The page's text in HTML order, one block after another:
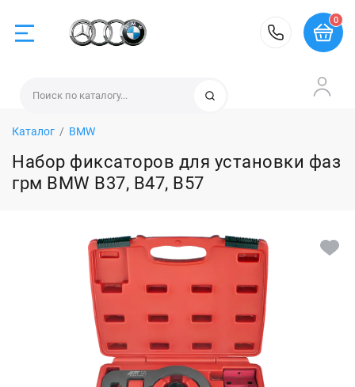
BMW
Volvo
Land Rover
Другие
0
Каталог / BMW
Набор фиксаторов для установки фаз
грм BMW B37, B47, B57